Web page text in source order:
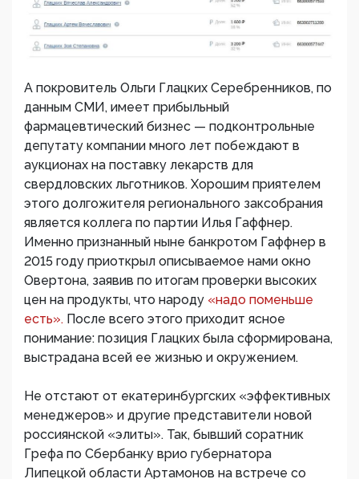
А покровитель Ольги Глацких Серебренников, по
данным СМИ, имеет прибыльный
фармацевтический бизнес — подконтрольные
депутату компании много лет побеждают в
аукционах на поставку лекарств для
свердловских льготников. Хорошим приятелем
этого долгожителя регионального заксобрания
является коллега по партии Илья Гаффнер.
Именно признанный ныне банкротом Гаффнер в
2015 году приоткрыл описываемое нами окно
Овертона, заявив по итогам проверки высоких
цен на продукты, что народу «надо поменьше
есть». После всего этого приходит ясное
понимание: позиция Глацких была сформирована,
выстрадана всей ее жизнью и окружением.
Не отстают от екатеринбургских «эффективных
менеджеров» и другие представители новой
россиянской «элиты». Так, бывший соратник
Грефа по Сбербанку врио губернатора
Липецкой области Артамонов на встрече со